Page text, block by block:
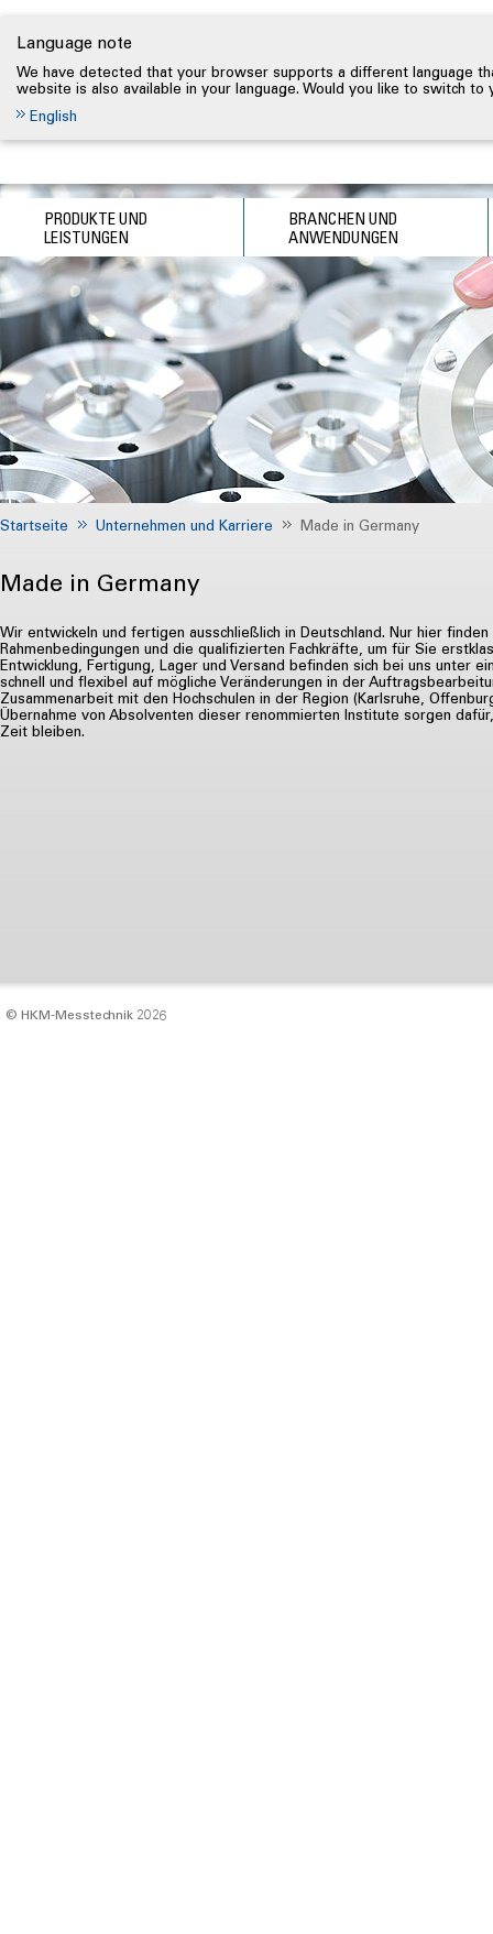
Language note
We have detected that your browser supports a different language
website is also available in your language. Would you like to switch to
English
PRODUKTE UND
LEISTUNGEN
BRANCHEN UND
ANWENDUNGEN
Startseite Unternehmen und Karriere Made in Germany
Made in Germany
Wir entwickeln und fertigen ausschließlich in Deutschland. Nur hier
Rahmenbedingungen und die qualifizierten Fachkräfte, um für Sie
Entwicklung, Fertigung, Lager und Versand befinden sich bei uns unter
schnell und flexibel auf mögliche Veränderungen in der
Zusammenarbeit mit den Hochschulen in der Region (Karlsruhe,
Übernahme von Absolventen dieser renommierten Institute sorgen
Zeit bleiben.
© HKM‑Messtechnik 2026